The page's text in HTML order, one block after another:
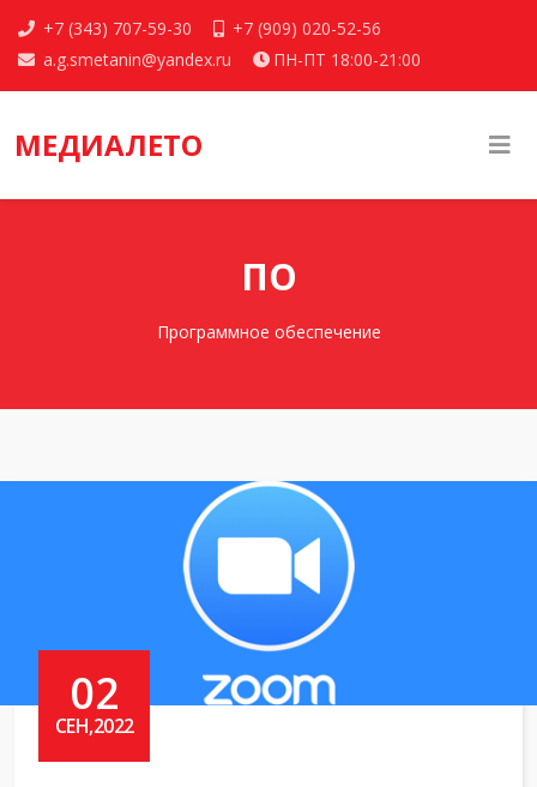
+7 (343) 707-59-30
+7 (909) 020-52-56
a.g.smetanin@yandex.ru
ПН-ПТ 18:00-21:00
МЕДИАЛЕТО
ПО
Программное обеспечение
02
СЕН,2022